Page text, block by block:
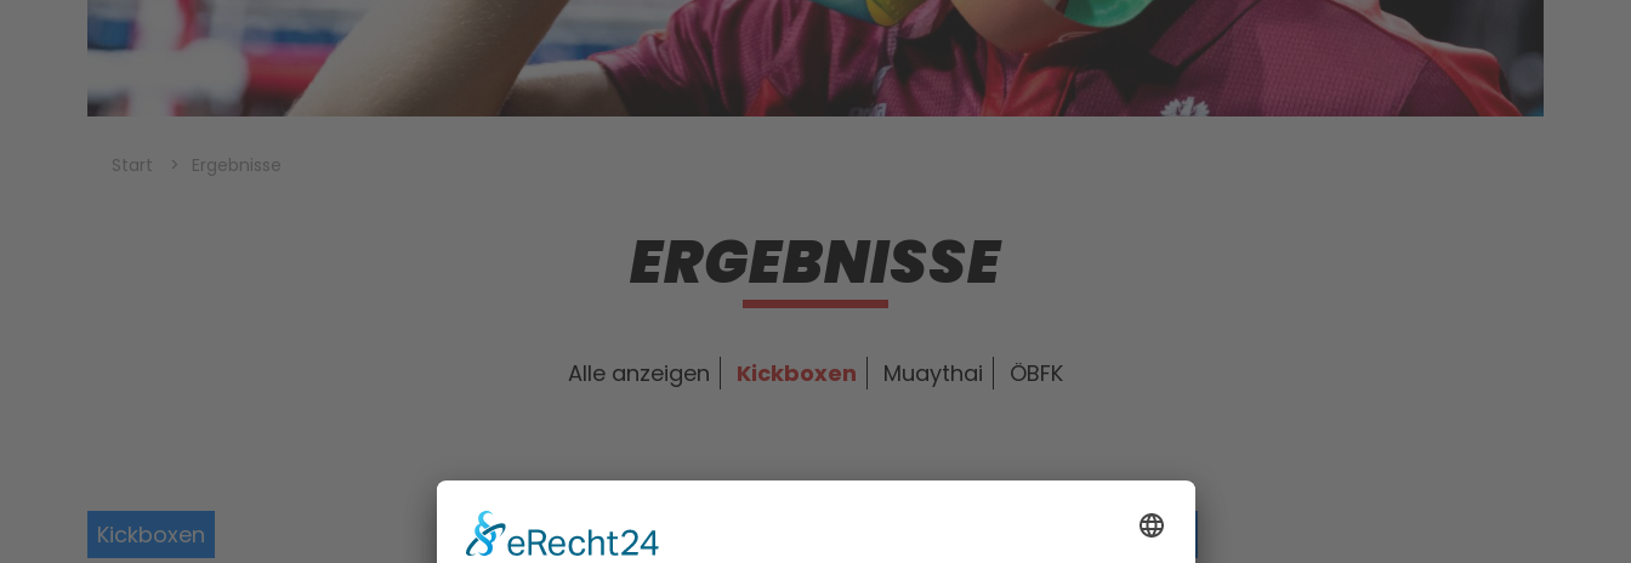
Start Ergebnisse
ERGEBNISSE
Alle anzeigen Kickboxen Muaythai ÖBFK
Kickboxen
Kickboxen
Kickboxen